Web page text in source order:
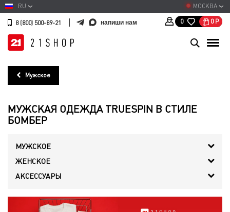
МОСКВА
RU
8 (800) 500-89-21 напиши нам 0 0 Р
Мужское
МУЖСКАЯ ОДЕЖДА TRUESPIN В СТИЛЕ
БОМБЕР
МУЖСКОЕ
ЖЕНСКОЕ
АКСЕССУАРЫ